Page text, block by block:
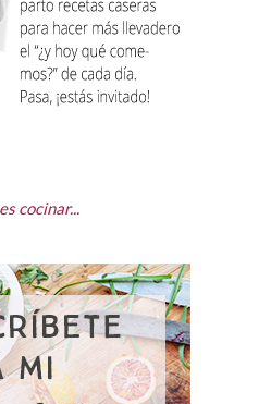
cocinar...